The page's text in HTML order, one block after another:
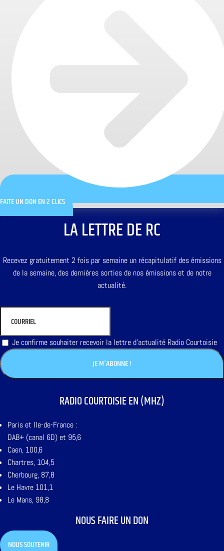
FAITE UN DON EN 2 CLICS
LA LETTRE DE RC
Recevez gratuitement 2 fois par semaine un récapitulatif des émissions
de la semaine, des dernières sorties de nos émissions et de notre
actualité.
Je confirme souhaiter recevoir la lettre d'actualité Radio Courtoisie
RADIO COURTOISIE EN (MHZ)
Paris et Ile-de-France :
DAB+ (canal 6D) et 95,6
Caen, 100,6
Chartres, 104,5
Cherbourg, 87,8
Le Havre 101,1
Le Mans, 98,8
NOUS FAIRE UN DON
NOUS SOUTENIR